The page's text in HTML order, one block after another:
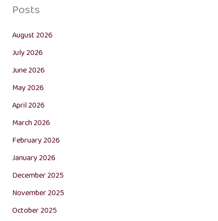
Posts
August 2026
July 2026
June 2026
May 2026
April 2026
March 2026
February 2026
January 2026
December 2025
November 2025
October 2025